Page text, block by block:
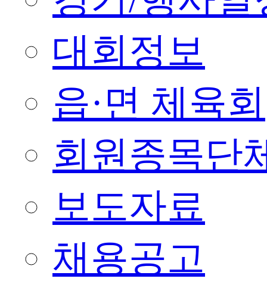
대회정보
읍·면 체육회
회원종목단
보도자료
채용공고